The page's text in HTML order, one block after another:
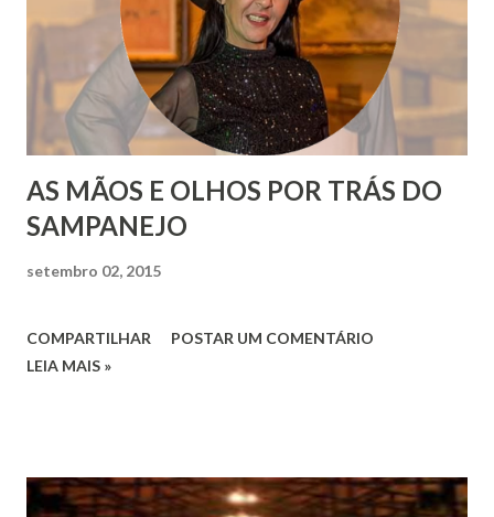
AS MÃOS E OLHOS POR TRÁS DO
SAMPANEJO
setembro 02, 2015
COMPARTILHAR
POSTAR UM COMENTÁRIO
LEIA MAIS »